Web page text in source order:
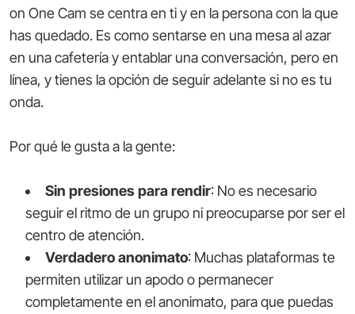
on One Cam se centra en ti y en la persona con la que
has quedado. Es como sentarse en una mesa al azar
en una cafetería y entablar una conversación, pero en
línea, y tienes la opción de seguir adelante si no es tu
onda.
Por qué le gusta a la gente:
Sin presiones para rendir: No es necesario
seguir el ritmo de un grupo ni preocuparse por ser el
centro de atención.
Verdadero anonimato: Muchas plataformas te
permiten utilizar un apodo o permanecer
completamente en el anonimato, para que puedas